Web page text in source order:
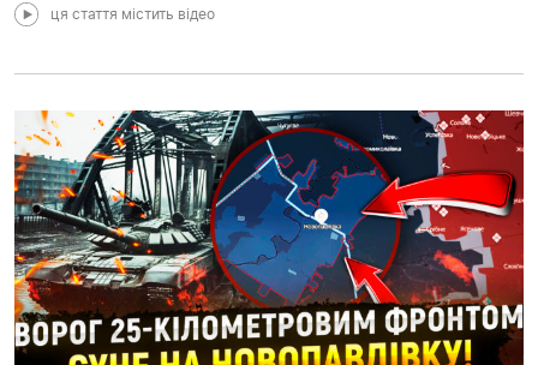
ця стаття містить відео